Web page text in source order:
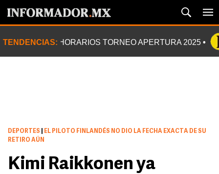
TENDENCIAS: HORARIOS TORNEO APERTURA 2025
DEPORTES
EL PILOTO FINLANDÉS NO DIO LA FECHA EXACTA DE SU
RETIRO AÚN
Kimi Raikkonen ya